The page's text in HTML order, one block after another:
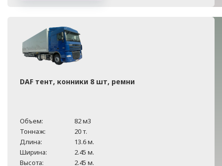
DAF тент, конники 8 шт, ремни
Объем:
82 м3
Тоннаж:
20 т.
Длина:
13.6 м.
Ширина:
2.45 м.
Высота:
2.45 м.